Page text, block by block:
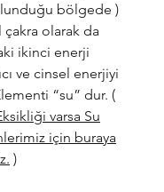
bölgede )
çakra olarak da
ikinci enerji
ve cinsel enerjiyi
“su” dur. (
varsa Su
için buraya
)